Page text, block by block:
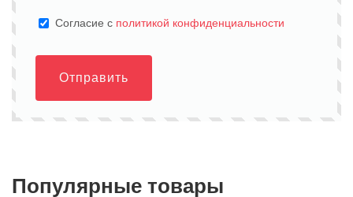
Cогласие с политикой конфиденциальности
Отправить
Популярные товары